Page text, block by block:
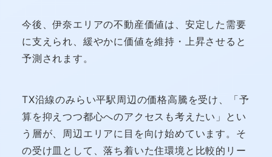
今後、伊奈エリアの不動産価値は、安定した需要
に支えられ、緩やかに価値を維持・上昇させると
予測されます。
TX沿線のみらい平駅周辺の価格高騰を受け、「予
算を抑えつつ都心へのアクセスも考えたい」とい
う層が、周辺エリアに目を向け始めています。そ
の受け皿として、落ち着いた住環境と比較的リー